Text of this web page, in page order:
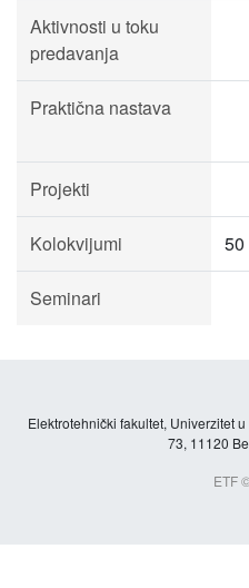
Aktivnosti u toku
predavanja
Praktična nastava
Projekti
Kolokvijumi 50
Seminari
Elektrotehnički fakultet, Univerzitet
73, 11120
ETF